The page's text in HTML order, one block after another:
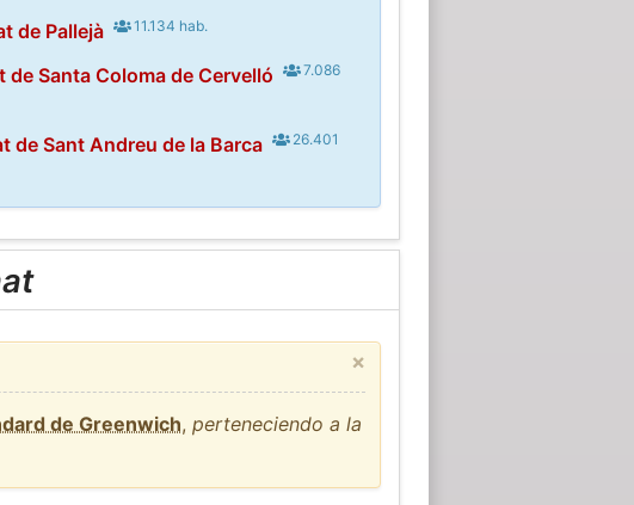
de Pallejà 11.134 hab.
de Santa Coloma de Cervelló
7.086
de Sant Andreu de la Barca
26.401
×
de Greenwich,perteneciendo a la